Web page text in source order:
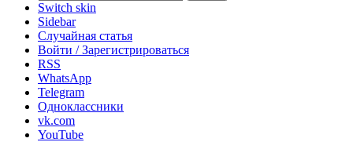
Switch skin
Sidebar
Случайная статья
Войти / Зарегистрироваться
RSS
WhatsApp
Telegram
Одноклассники
vk.com
YouTube